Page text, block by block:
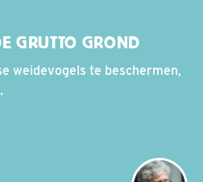
GRUTTO GROND
weidevogels te beschermen,